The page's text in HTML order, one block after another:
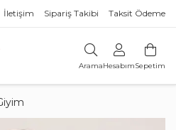
İletişim Sipariş Takibi Taksit Ödeme
AramaHesabımSepetim